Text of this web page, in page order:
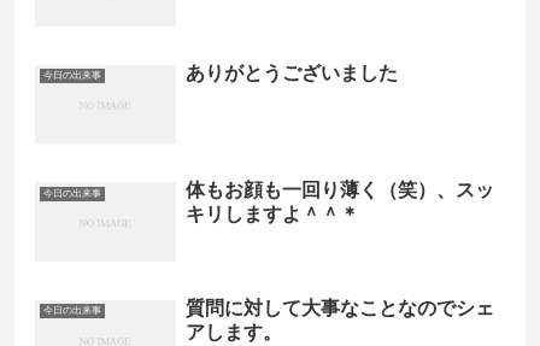
今日の出来事 ありがとうございました
今日の出来事
体もお顔も一回り薄く（笑）、スッ
キリしますよ＾＾＊
今日の出来事
質問に対して大事なことなのでシェ
アします。